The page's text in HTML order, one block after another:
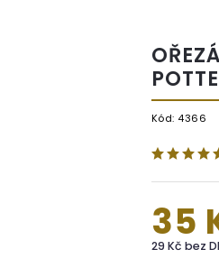
Kód: 4366
35
29 Kč bez